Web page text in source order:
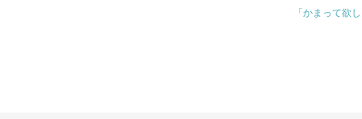
「かまって欲